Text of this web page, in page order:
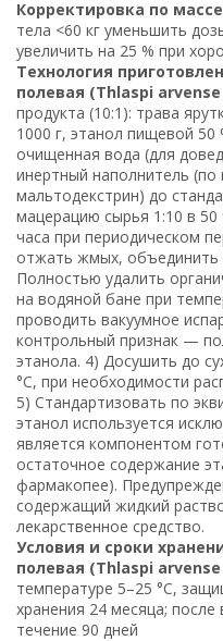
Корректировка по
тела <60 кг уменьшить
увеличить на 25 % при
Технология
полевая (Thlaspi arvense
продукта (10:1): трава
1000 г, этанол пищевой
очищенная вода (для
инертный наполнитель
мальтодекстрин) до
мацерацию сырья 1:10 в 50
часа при периодическом
отжать жмых, объединить
Полностью удалить
на водяной бане при
проводить вакуумное
контрольный признак —
этанола. 4) Досушить до
°C, при необходимости
5) Стандартизовать по
этанол используется
является компонентом
остаточное содержание
фармакопее).
содержащий жидкий
лекарственное средство.
Условия и сроки
полевая (Thlaspi arvense
температуре 5–25 °C,
хранения 24 месяца;
течение 90 дней